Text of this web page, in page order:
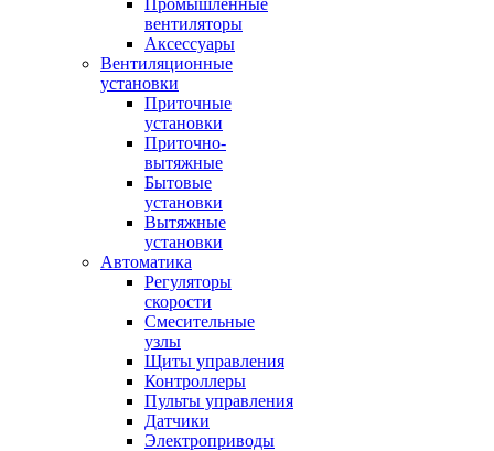
Промышленные
вентиляторы
Аксессуары
Вентиляционные
установки
Приточные
установки
Приточно-
вытяжные
Бытовые
установки
Вытяжные
установки
Автоматика
Регуляторы
скорости
Смесительные
узлы
Щиты управления
Контроллеры
Пульты управления
Датчики
Электроприводы